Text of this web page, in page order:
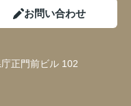
お問い合わせ
正門前ビル 102